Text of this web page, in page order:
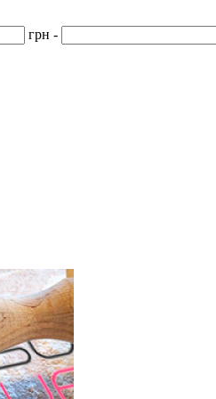
грн -